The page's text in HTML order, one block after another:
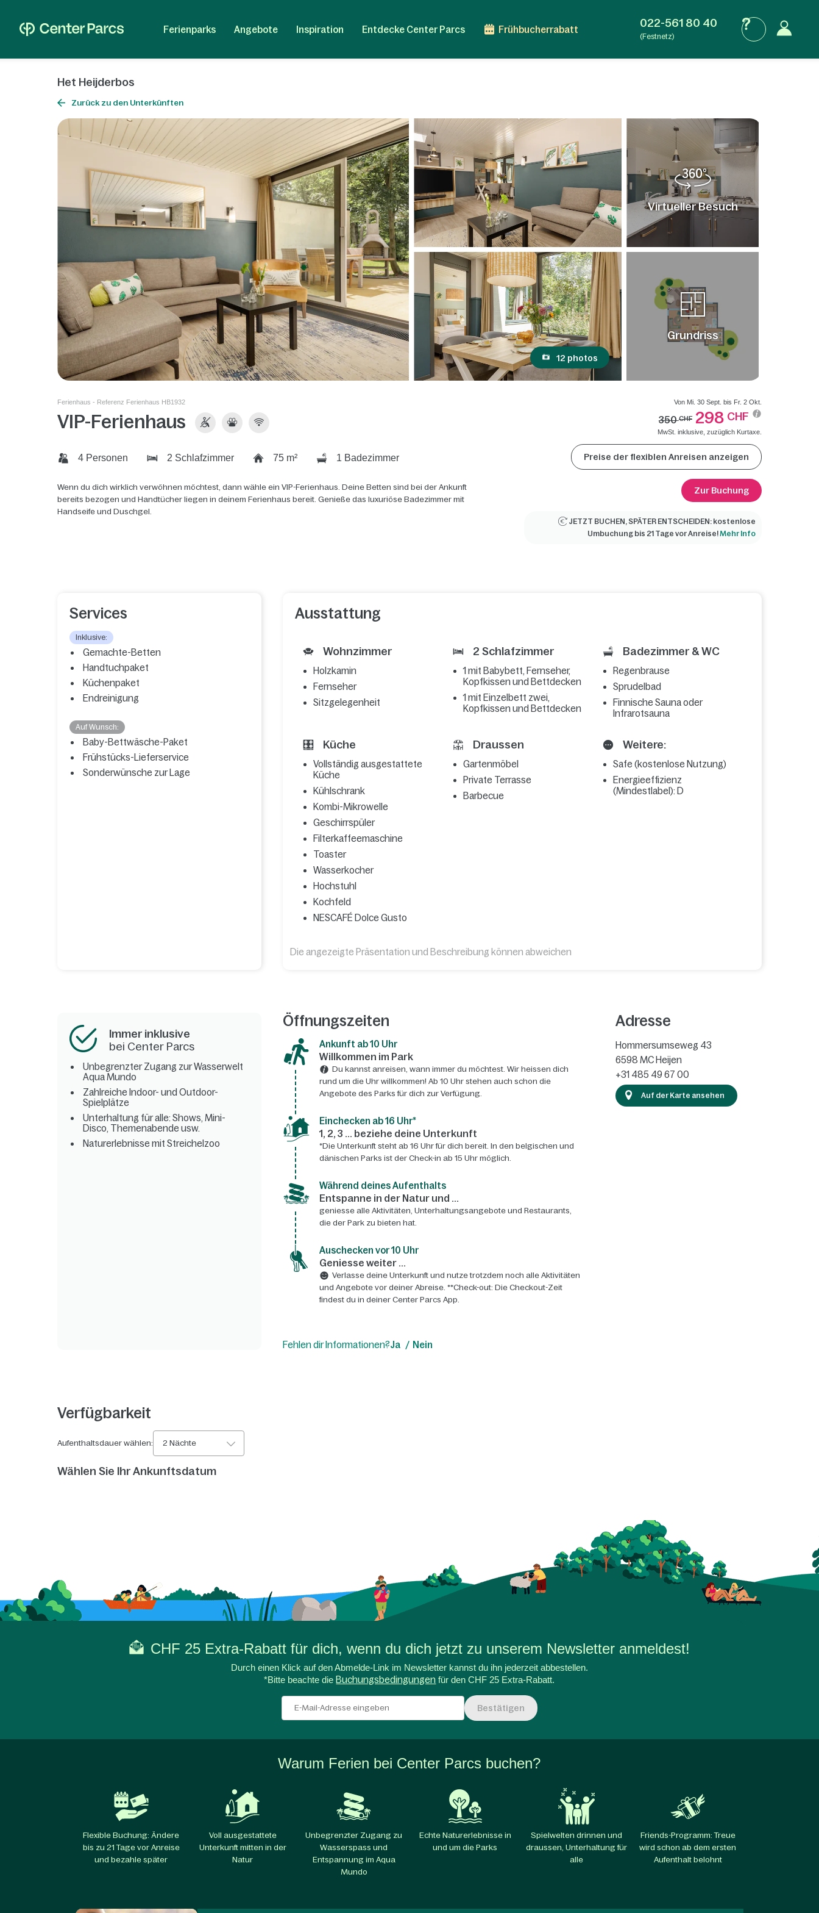
Ferienparks Angebote Inspiration Entdecke Center Parcs Frühbucherrabatt 022-561 80 40
(Festnetz)
Het Heijderbos
Zurück zu den Unterkünften
12 photos
Virtueller Besuch
Grundriss
Ferienhaus - Referenz Ferienhaus HB1932
VIP-Ferienhaus
4 Personen 2 Schlafzimmer 75 m² 1 Badezimmer
Wenn du dich wirklich verwöhnen möchtest, dann wähle ein VIP-Ferienhaus. Deine Betten sind bei der Ankunft
bereits bezogen und Handtücher liegen in deinem Ferienhaus bereit. Genieße das luxuriöse Badezimmer mit
Handseife und Duschgel.
Von Mi. 30 Sept. bis Fr. 2 Okt.
350CHF 298 CHF
MwSt. inklusive, zuzüglich Kurtaxe.
Preise der flexiblen Anreisen anzeigen
Zur Buchung
JETZT BUCHEN, SPÄTER ENTSCHEIDEN: kostenlose
Umbuchung bis 21 Tage vor Anreise!Mehr Info
Services
Inklusive:
Gemachte-Betten
Handtuchpaket
Küchenpaket
Endreinigung
Auf Wunsch:
Baby-Bettwäsche-Paket
Frühstücks-Lieferservice
Sonderwünsche zur Lage
Ausstattung
Wohnzimmer
Holzkamin
Fernseher
Sitzgelegenheit
2 Schlafzimmer
1 mit Babybett, Fernseher,
Kopfkissen und Bettdecken
1 mit Einzelbett zwei,
Kopfkissen und Bettdecken
Badezimmer & WC
Regenbrause
Sprudelbad
Finnische Sauna oder
Infrarotsauna
Küche
Vollständig ausgestattete
Küche
Kühlschrank
Kombi-Mikrowelle
Geschirrspüler
Filterkaffeemaschine
Toaster
Wasserkocher
Hochstuhl
Kochfeld
NESCAFÉ Dolce Gusto
Draussen
Gartenmöbel
Private Terrasse
Barbecue
Weitere:
Safe (kostenlose Nutzung)
Energieeffizienz
(Mindestlabel): D
Die angezeigte Präsentation und Beschreibung können abweichen
Immer inklusive
bei Center Parcs
Unbegrenzter Zugang zur Wasserwelt
Aqua Mundo
Zahlreiche Indoor- und Outdoor-
Spielplätze
Unterhaltung für alle: Shows, Mini-
Disco, Themenabende usw.
Naturerlebnisse mit Streichelzoo
Öffnungszeiten
Ankunft ab 10 Uhr
Willkommen im Park
Du kannst anreisen, wann immer du möchtest. Wir heissen dich
rund um die Uhr willkommen! Ab 10 Uhr stehen auch schon die
Angebote des Parks für dich zur Verfügung.
Einchecken ab 16 Uhr*
1, 2, 3 ... beziehe deine Unterkunft
*Die Unterkunft steht ab 16 Uhr für dich bereit. In den belgischen und
dänischen Parks ist der Check-in ab 15 Uhr möglich.
Während deines Aufenthalts
Entspanne in der Natur und ...
geniesse alle Aktivitäten, Unterhaltungsangebote und Restaurants,
die der Park zu bieten hat.
Auschecken vor 10 Uhr
Geniesse weiter ...
Verlasse deine Unterkunft und nutze trotzdem noch alle Aktivitäten
und Angebote vor deiner Abreise. **Check-out: Die Checkout-Zeit
findest du in deiner Center Parcs App.
Adresse
Hommersumseweg 43
6598 MC Heijen
+31 485 49 67 00
Auf der Karte ansehen
Fehlen dir Informationen?Ja Nein
Verfügbarkeit
Aufenthaltsdauer wählen: 2 Nächte
Wählen Sie Ihr Ankunftsdatum
CHF 25 Extra-Rabatt für dich, wenn du dich jetzt zu unserem Newsletter anmeldest!
Durch einen Klick auf den Abmelde-Link im Newsletter kannst du ihn jederzeit abbestellen.
*Bitte beachte die Buchungsbedingungen für den CHF 25 Extra-Rabatt.
Bestätigen
Warum Ferien bei Center Parcs buchen?
Flexible Buchung: Ändere
bis zu 21 Tage vor Anreise
und bezahle später
Voll ausgestattete
Unterkunft mitten in der
Natur
Unbegrenzter Zugang zu
Wasserspass und
Entspannung im Aqua
Mundo​
Echte Naturerlebnisse in
und um die Parks​
Spielwelten drinnen und
draussen, Unterhaltung für
alle​
Friends-Programm: Treue
wird schon ab dem ersten
Aufenthalt belohnt​